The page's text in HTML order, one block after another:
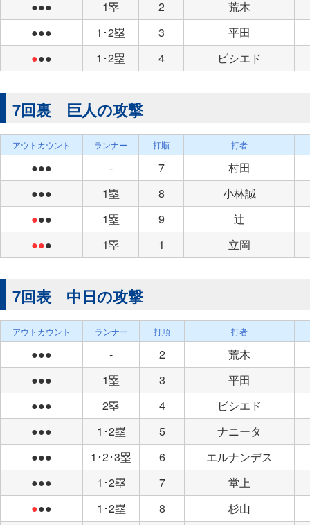
●●●
1塁 2
荒木
●●●
1･2塁 3
平田
●●● 1･2塁 4 ビシエド
7回裏 巨人の攻撃
アウトカウント ランナー 打順 打者
●●● - 7
村田
●●●
1塁 8
小林誠
●●● 1塁 9
辻
●●● 1塁 1 立岡
7回表 中日の攻撃
アウトカウント ランナー 打順 打者
●●● - 2
荒木
●●●
1塁 3
平田
●●●
2塁 4
ビシエド
●●●
1･2塁 5
ナニータ
●●●
1･2･3塁 6
エルナンデス
●●●
1･2塁 7
堂上
●●● 1･2塁 8
杉山